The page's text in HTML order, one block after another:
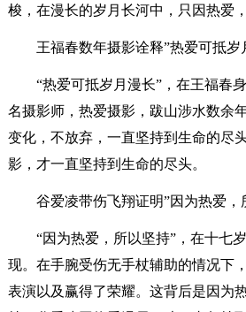
梭，在漫长的岁月长河中，只因热爱
王福春数年摄影诠释”热爱可抵岁
“热爱可抵岁月漫长”，在王福春
名摄影师，热爱摄影，跋山涉水数余
变化，不放弃，一直坚持到生命的尽
影，才一直坚持到生命的尽头。
谷爱凌带伤飞翔证明”因为热爱，
“因为热爱，所以坚持”，在十七
现。在手腕受伤无手杖辅助的情况下
表演以及赢得了荣耀。这背后是因为